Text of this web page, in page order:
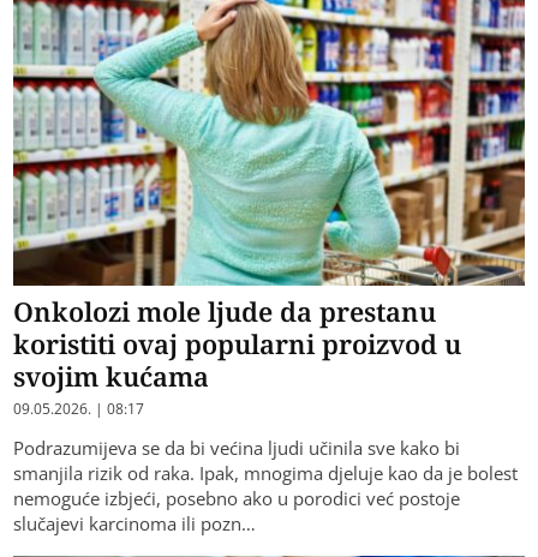
Onkolozi mole ljude da prestanu
koristiti ovaj popularni proizvod u
svojim kućama
09.05.2026. | 08:17
Podrazumijeva se da bi većina ljudi učinila sve kako bi
smanjila rizik od raka. Ipak, mnogima djeluje kao da je bolest
nemoguće izbjeći, posebno ako u porodici već postoje
slučajevi karcinoma ili pozn…